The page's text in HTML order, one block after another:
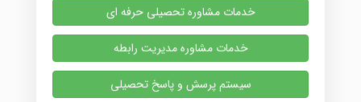
خدمات مشاوره تحصیلی حرفه ای
خدمات مشاوره مدیریت رابطه
سیستم پرسش و پاسخ تحصیلی